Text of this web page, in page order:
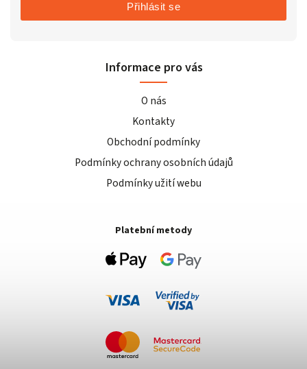
Přihlásit se
Informace pro vás
O nás
Kontakty
Obchodní podmínky
Podmínky ochrany osobních údajů
Podmínky užití webu
Platební metody